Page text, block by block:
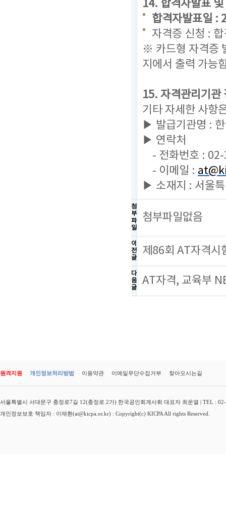
14. 합격자발표
합격자발표일 :
자격증 신청 :
※ 카드형 자격증
지에서 출력 가능
15. 자격관리기관
기타 자세한 사항
▶ 발급기관명 :
▶ 연락처
- 전화번호 :
- 이메일 :
▶ 소재지 : 서울
첨
부
파
일
첨부파일없음
이
전
글
제86회 AT자격시
다
음
글
AT자격, 교육부
원격지원 개인정보처리방법 이용약관 이메일무단수집거부 찾아오시는길
서울특별시 서대문구 충정로7길 12(충정로 2가) 한국공인회계사회 대표자 최운열 | TEL :
개인정보보호 책임자 : 이재환(at@kicpa.or.kr) : Copyright(c) KICPA All rights Reserved.